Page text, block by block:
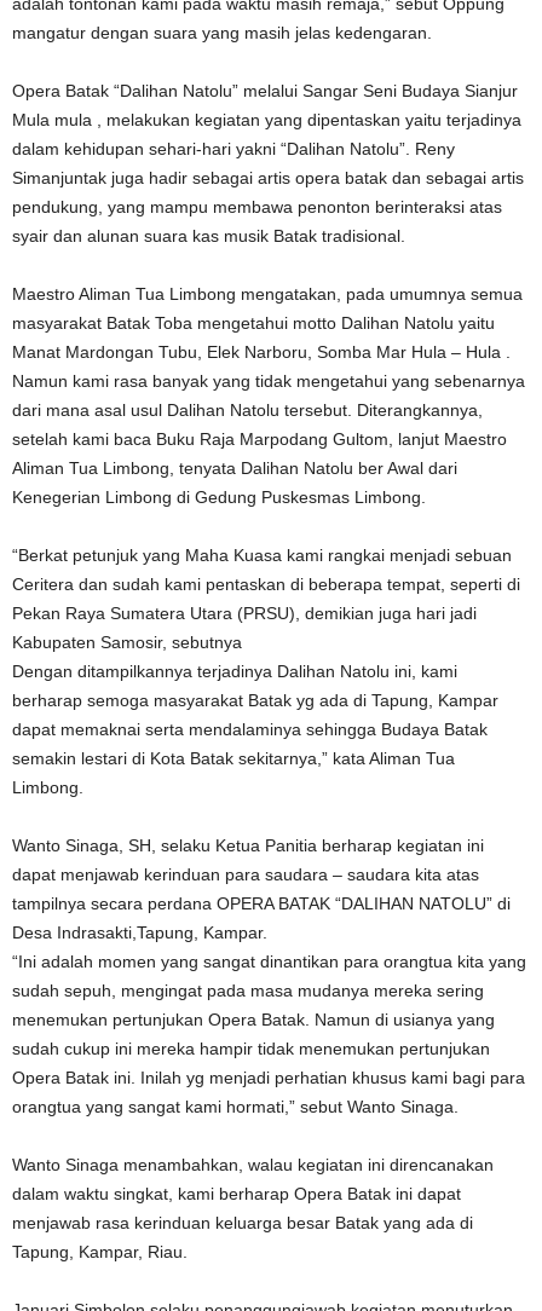
adalah tontonan kami pada waktu masih remaja,” sebut Oppung
mangatur dengan suara yang masih jelas kedengaran.
Opera Batak “Dalihan Natolu” melalui Sangar Seni Budaya Sianjur
Mula mula , melakukan kegiatan yang dipentaskan yaitu terjadinya
dalam kehidupan sehari-hari yakni “Dalihan Natolu”. Reny
Simanjuntak juga hadir sebagai artis opera batak dan sebagai artis
pendukung, yang mampu membawa penonton berinteraksi atas
syair dan alunan suara kas musik Batak tradisional.
Maestro Aliman Tua Limbong mengatakan, pada umumnya semua
masyarakat Batak Toba mengetahui motto Dalihan Natolu yaitu
Manat Mardongan Tubu, Elek Narboru, Somba Mar Hula – Hula .
Namun kami rasa banyak yang tidak mengetahui yang sebenarnya
dari mana asal usul Dalihan Natolu tersebut. Diterangkannya,
setelah kami baca Buku Raja Marpodang Gultom, lanjut Maestro
Aliman Tua Limbong, tenyata Dalihan Natolu ber Awal dari
Kenegerian Limbong di Gedung Puskesmas Limbong.
“Berkat petunjuk yang Maha Kuasa kami rangkai menjadi sebuan
Ceritera dan sudah kami pentaskan di beberapa tempat, seperti di
Pekan Raya Sumatera Utara (PRSU), demikian juga hari jadi
Kabupaten Samosir, sebutnya
Dengan ditampilkannya terjadinya Dalihan Natolu ini, kami
berharap semoga masyarakat Batak yg ada di Tapung, Kampar
dapat memaknai serta mendalaminya sehingga Budaya Batak
semakin lestari di Kota Batak sekitarnya,” kata Aliman Tua
Limbong.
Wanto Sinaga, SH, selaku Ketua Panitia berharap kegiatan ini
dapat menjawab kerinduan para saudara – saudara kita atas
tampilnya secara perdana OPERA BATAK “DALIHAN NATOLU” di
Desa Indrasakti,Tapung, Kampar.
“Ini adalah momen yang sangat dinantikan para orangtua kita yang
sudah sepuh, mengingat pada masa mudanya mereka sering
menemukan pertunjukan Opera Batak. Namun di usianya yang
sudah cukup ini mereka hampir tidak menemukan pertunjukan
Opera Batak ini. Inilah yg menjadi perhatian khusus kami bagi para
orangtua yang sangat kami hormati,” sebut Wanto Sinaga.
Wanto Sinaga menambahkan, walau kegiatan ini direncanakan
dalam waktu singkat, kami berharap Opera Batak ini dapat
menjawab rasa kerinduan keluarga besar Batak yang ada di
Tapung, Kampar, Riau.